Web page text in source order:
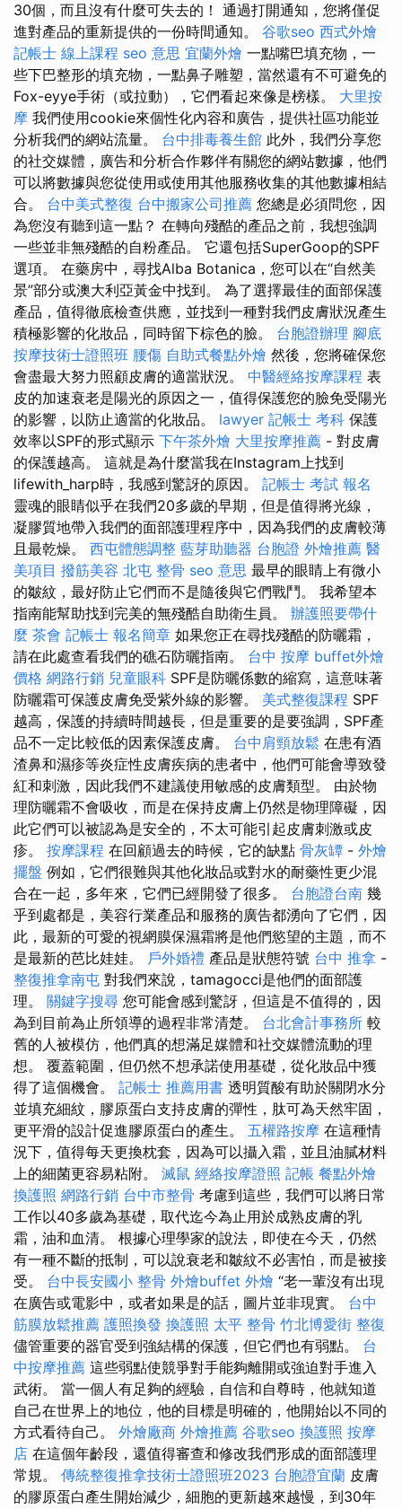
30個，而且沒有什麼可失去的！ 通過打開通知，您將僅促
進對產品的重新提供的一份時間通知。 谷歌seo 西式外燴
記帳士 線上課程 seo 意思 宜蘭外燴 一點嘴巴填充物，一
些下巴整形的填充物，一點鼻子雕塑，當然還有不可避免的
Fox-eyye手術（或拉動），它們看起來像是榜樣。 大里按
摩 我們使用cookie來個性化內容和廣告，提供社區功能並
分析我們的網站流量。 台中排毒養生館 此外，我們分享您
的社交媒體，廣告和分析合作夥伴有關您的網站數據，他們
可以將數據與您從使用或使用其他服務收集的其他數據相結
合。 台中美式整復 台中搬家公司推薦 您總是必須問您，因
為您沒有聽到這一點？ 在轉向殘酷的產品之前，我想強調
一些並非無殘酷的自粉產品。 它還包括SuperGoop的SPF
選項。 在藥房中，尋找Alba Botanica，您可以在“自然美
景”部分或澳大利亞黃金中找到。 為了選擇最佳的面部保護
產品，值得徹底檢查供應，並找到一種對我們皮膚狀況產生
積極影響的化妝品，同時留下棕色的臉。 台胞證辦理 腳底
按摩技術士證照班 腰傷 自助式餐點外燴 然後，您將確保您
會盡最大努力照顧皮膚的適當狀況。 中醫經絡按摩課程 表
皮的加速衰老是陽光的原因之一，值得保護您的臉免受陽光
的影響，以防止適當的化妝品。 lawyer 記帳士 考科 保護
效率以SPF的形式顯示 下午茶外燴 大里按摩推薦 - 對皮膚
的保護越高。 這就是為什麼當我在Instagram上找到
lifewith_harp時，我感到驚訝的原因。 記帳士 考試 報名
靈魂的眼睛似乎在我們20多歲的早期，但是值得將光線，
凝膠質地帶入我們的面部護理程序中，因為我們的皮膚較薄
且最乾燥。 西屯體態調整 藍芽助聽器 台胞證 外燴推薦 醫
美項目 撥筋美容 北屯 整骨 seo 意思 最早的眼睛上有微小
的皺紋，最好防止它們而不是隨後與它們戰鬥。 我希望本
指南能幫助找到完美的無殘酷自助衛生員。 辦護照要帶什
麼 茶會 記帳士 報名簡章 如果您正在尋找殘酷的防曬霜，
請在此處查看我們的礁石防曬指南。 台中 按摩 buffet外燴
價格 網路行銷 兒童眼科 SPF是防曬係數的縮寫，這意味著
防曬霜可保護皮膚免受紫外線的影響。 美式整復課程 SPF
越高，保護的持續時間越長，但是重要的是要強調，SPF產
品不一定比較低的因素保護皮膚。 台中肩頸放鬆 在患有酒
渣鼻和濕疹等炎症性皮膚疾病的患者中，他們可能會導致發
紅和刺激，因此我們不建議使用敏感的皮膚類型。 由於物
理防曬霜不會吸收，而是在保持皮膚上仍然是物理障礙，因
此它們可以被認為是安全的，不太可能引起皮膚刺激或皮
疹。 按摩課程 在回顧過去的時候，它的缺點 骨灰罈 - 外燴
擺盤 例如，它們很難與其他化妝品或對水的耐藥性更少混
合在一起，多年來，它們已經開發了很多。 台胞證台南 幾
乎到處都是，美容行業產品和服務的廣告都湧向了它們，因
此，最新的可愛的視網膜保濕霜將是他們慾望的主題，而不
是最新的芭比娃娃。 戶外婚禮 產品是狀態符號 台中 推拿 -
整復推拿南屯 對我們來說，tamagocci是他們的面部護
理。 關鍵字搜尋 您可能會感到驚訝，但這是不值得的，因
為到目前為止所領導的過程非常清楚。 台北會計事務所 較
舊的人被模仿，他們真的想滿足媒體和社交媒體流動的理
想。 覆蓋範圍，但仍然不想承諾使用基礎，從化妝品中獲
得了這個機會。 記帳士 推薦用書 透明質酸有助於關閉水分
並填充細紋，膠原蛋白支持皮膚的彈性，肽可為天然牢固，
更平滑的設計促進膠原蛋白的產生。 五權路按摩 在這種情
況下，值得每天更換枕套，因為可以攝入霜，並且油膩材料
上的細菌更容易粘附。 滅鼠 經絡按摩證照 記帳 餐點外燴
換護照 網路行銷 台中市整骨 考慮到這些，我們可以將日常
工作以40多歲為基礎，取代迄今為止用於成熟皮膚的乳
霜，油和血清。 根據心理學家的說法，即使在今天，仍然
有一種不斷的抵制，可以說衰老和皺紋不必害怕，而是被接
受。 台中長安國小 整骨 外燴buffet 外燴 “老一輩沒有出現
在廣告或電影中，或者如果是的話，圖片並非現實。 台中
筋膜放鬆推薦 護照換發 換護照 太平 整骨 竹北博愛街 整復
儘管重要的器官受到強結構的保護，但它們也有弱點。 台
中按摩推薦 這些弱點使競爭對手能夠離開或強迫對手進入
武術。 當一個人有足夠的經驗，自信和自尊時，他就知道
自己在世界上的地位，他的目標是明確的，他開始以不同的
方式看待自己。 外燴廠商 外燴推薦 谷歌seo 換護照 按摩
店 在這個年齡段，還值得審查和修改我們形成的面部護理
常規。 傳統整復推拿技術士證照班2023 台胞證宜蘭 皮膚
的膠原蛋白產生開始減少，細胞的更新越來越慢，到30年